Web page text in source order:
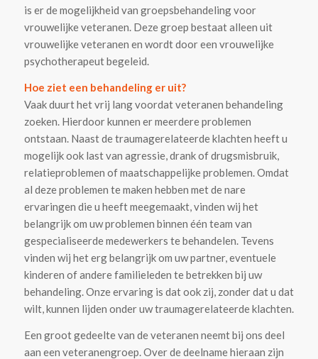
is er de mogelijkheid van groepsbehandeling voor
vrouwelijke veteranen. Deze groep bestaat alleen uit
vrouwelijke veteranen en wordt door een vrouwelijke
psychotherapeut begeleid.
Hoe ziet een behandeling er uit?
Vaak duurt het vrij lang voordat veteranen behandeling
zoeken. Hierdoor kunnen er meerdere problemen
ontstaan. Naast de traumagerelateerde klachten heeft u
mogelijk ook last van agressie, drank of drugsmisbruik,
relatieproblemen of maatschappelijke problemen. Omdat
al deze problemen te maken hebben met de nare
ervaringen die u heeft meegemaakt, vinden wij het
belangrijk om uw problemen binnen één team van
gespecialiseerde medewerkers te behandelen. Tevens
vinden wij het erg belangrijk om uw partner, eventuele
kinderen of andere familieleden te betrekken bij uw
behandeling. Onze ervaring is dat ook zij, zonder dat u dat
wilt, kunnen lijden onder uw traumagerelateerde klachten.
Een groot gedeelte van de veteranen neemt bij ons deel
aan een veteranengroep. Over de deelname hieraan zijn